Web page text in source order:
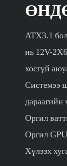
ATX3.1
нь 12V-
хосгүй
Системээ
дараагийн
Оргил
Оргил
Хүлээх